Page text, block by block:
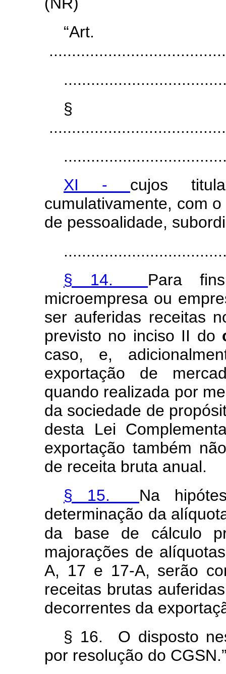
§
XI - cujos
cumulativamente, com
de pessoalidade,
§ 14. Para
microempresa ou
ser auferidas receitas
previsto no inciso II do
caso, e,
exportação de
quando realizada por
da sociedade de
desta Lei
exportação também
de receita bruta
§ 15. Na
determinação da
da base de cálculo
majorações de
A, 17 e 17-A, serão
receitas brutas
decorrentes da
§ 16. O disposto
por resolução do